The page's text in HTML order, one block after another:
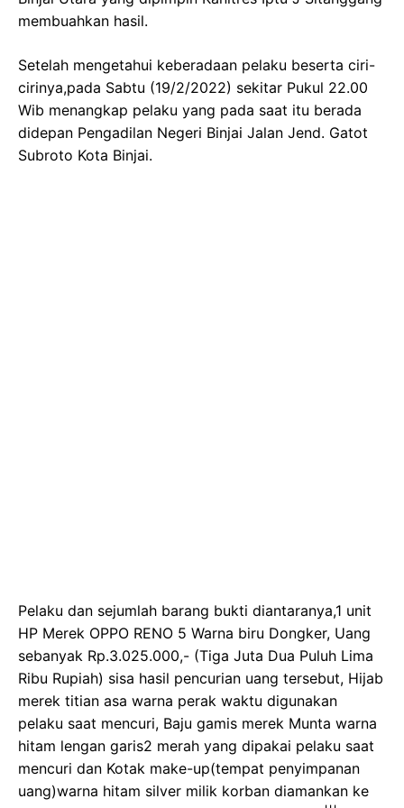
membuahkan hasil.
Setelah mengetahui keberadaan pelaku beserta ciri-
cirinya,pada Sabtu (19/2/2022) sekitar Pukul 22.00
Wib menangkap pelaku yang pada saat itu berada
didepan Pengadilan Negeri Binjai Jalan Jend. Gatot
Subroto Kota Binjai.
Pelaku dan sejumlah barang bukti diantaranya,1 unit
HP Merek OPPO RENO 5 Warna biru Dongker, Uang
sebanyak Rp.3.025.000,- (Tiga Juta Dua Puluh Lima
Ribu Rupiah) sisa hasil pencurian uang tersebut, Hijab
merek titian asa warna perak waktu digunakan
pelaku saat mencuri, Baju gamis merek Munta warna
hitam lengan garis2 merah yang dipakai pelaku saat
mencuri dan Kotak make-up(tempat penyimpanan
uang)warna hitam silver milik korban diamankan ke